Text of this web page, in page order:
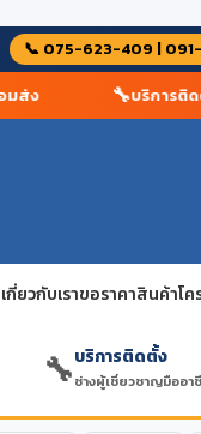
📞 075-623-409 |
บริการติดตั้
เกี่ยวกับเราขอราคาสินค้าโค
🔧บริการติดตั้ง
ช่างผู้เชี่ยวชาญมืออา